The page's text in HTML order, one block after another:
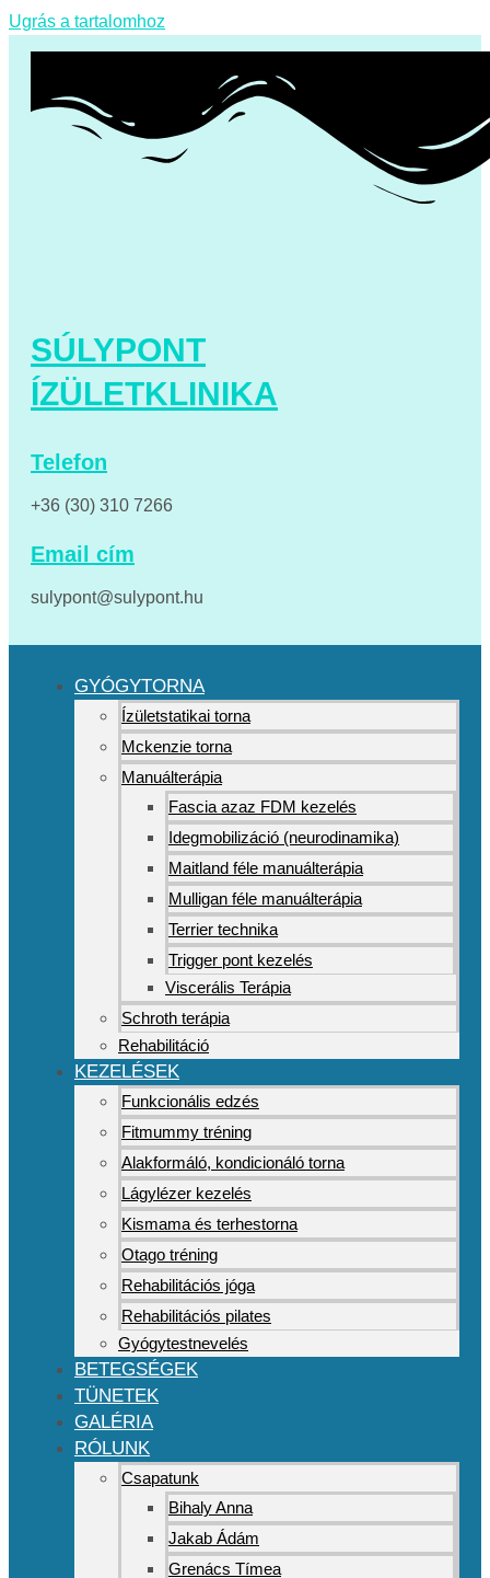
Ugrás a tartalomhoz
SÚLYPONT
ÍZÜLETKLINIKA
Telefon
+36 (30) 310 7266
Email cím
sulypont@sulypont.hu
GYÓGYTORNA
Ízületstatikai torna
Mckenzie torna
Manuálterápia
Fascia azaz FDM kezelés
Idegmobilizáció (neurodinamika)
Maitland féle manuálterápia
Mulligan féle manuálterápia
Terrier technika
Trigger pont kezelés
Viscerális Terápia
Schroth terápia
Rehabilitáció
KEZELÉSEK
Funkcionális edzés
Fitmummy tréning
Alakformáló, kondicionáló torna
Lágylézer kezelés
Kismama és terhestorna
Otago tréning
Rehabilitációs jóga
Rehabilitációs pilates
Gyógytestnevelés
BETEGSÉGEK
TÜNETEK
GALÉRIA
RÓLUNK
Csapatunk
Bihaly Anna
Jakab Ádám
Grenács Tímea